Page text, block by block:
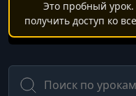
Это пробный
получить доступ ко
Поиск